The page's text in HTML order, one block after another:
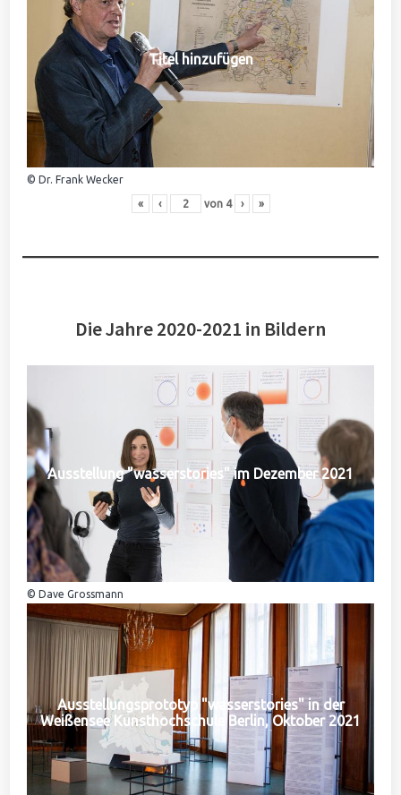
Titel hinzufügen
© Dr. Frank Wecker
« ‹ von 4 › »
Die Jahre 2020-2021 in Bildern
Ausstellung "wasserstories" im Dezember 2021
© Dave Grossmann
Ausstellungsprototyp "wasserstories" in der
Weißensee Kunsthochschule Berlin, Oktober 2021